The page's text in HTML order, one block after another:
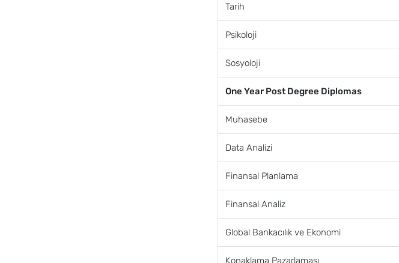
Tarih
Psikoloji
Sosyoloji
One Year Post Degree Diplomas
Muhasebe
Data Analizi
Finansal Planlama
Finansal Analiz
Global Bankacılık ve Ekonomi
Konaklama Pazarlaması